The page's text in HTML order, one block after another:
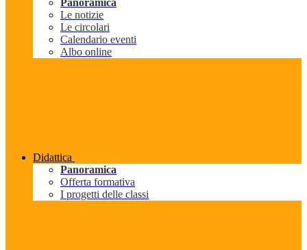
Panoramica
Le notizie
Le circolari
Calendario eventi
Albo online
Didattica
Panoramica
Offerta formativa
I progetti delle classi